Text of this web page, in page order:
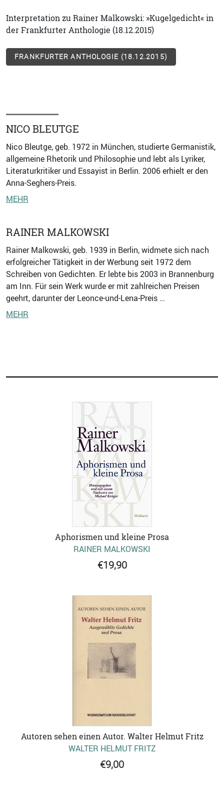
Interpretation zu Rainer Malkowski: »Kugelgedicht« in
der Frankfurter Anthologie (18.12.2015)
FRANKFURTER ANTHOLOGIE (18.12.2015)
NICO BLEUTGE
Nico Bleutge, geb. 1972 in München, studierte Germanistik,
allgemeine Rhetorik und Philosophie und lebt als Lyriker,
Literaturkritiker und Essayist in Berlin. 2006 erhielt er den
Anna-Seghers-Preis.
MEHR
RAINER MALKOWSKI
Rainer Malkowski, geb. 1939 in Berlin, widmete sich nach
erfolgreicher Tätigkeit in der Werbung seit 1972 dem
Schreiben von Gedichten. Er lebte bis 2003 in Brannenburg
am Inn. Für sein Werk wurde er mit zahlreichen Preisen
geehrt, darunter der Leonce-und-Lena-Preis …
MEHR
Aphorismen und kleine Prosa
RAINER MALKOWSKI
€19,90
Autoren sehen einen Autor. Walter Helmut Fritz
WALTER HELMUT FRITZ
€9,00